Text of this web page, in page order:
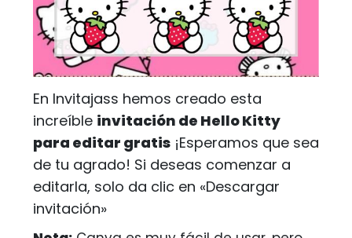
En Invitajass hemos creado esta
increíble invitación de Hello Kitty
para editar gratis¡Esperamos que sea
de tu agrado! Si deseas comenzar a
editarla, solo da clic en «Descargar
invitación»